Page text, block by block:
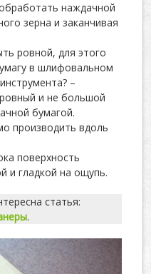
наждачной
зерна и заканчивая
ровной, для этого
в шлифовальном
–
и не большой
бумагой.
производить вдоль
поверхность
и гладкой на ощупь.
статья:
.